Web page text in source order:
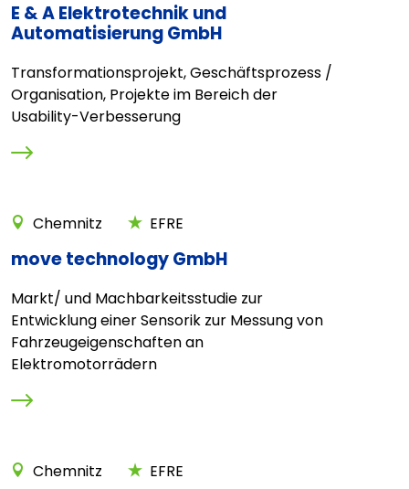
E & A Elektrotechnik und
Automatisierung GmbH
Transformationsprojekt, Geschäftsprozess /
Organisation, Projekte im Bereich der
Usability-Verbesserung
Chemnitz EFRE
move technology GmbH
Markt/ und Machbarkeitsstudie zur
Entwicklung einer Sensorik zur Messung von
Fahrzeugeigenschaften an
Elektromotorrädern
Chemnitz EFRE